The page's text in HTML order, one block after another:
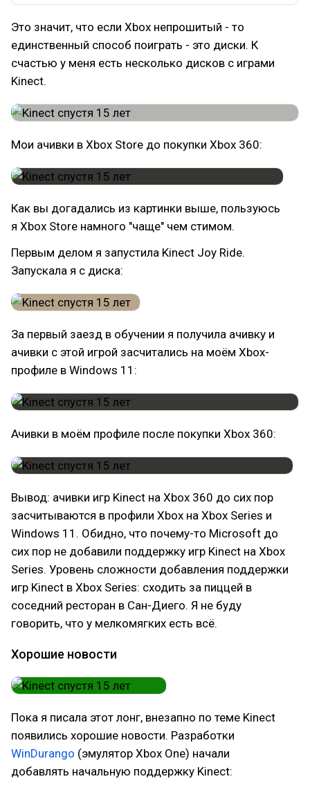
Это значит, что если Xbox непрошитый - то
единственный способ поиграть - это диски. К
счастью у меня есть несколько дисков с играми
Kinect.
Мои ачивки в Xbox Store до покупки Xbox 360:
Как вы догадались из картинки выше, пользуюсь
я Xbox Store намного "чаще" чем стимом.
Первым делом я запустила Kinect Joy Ride.
Запускала я с диска:
За первый заезд в обучении я получила ачивку и
ачивки с этой игрой засчитались на моём Xbox-
профиле в Windows 11:
Ачивки в моём профиле после покупки Xbox 360:
Вывод: ачивки игр Kinect на Xbox 360 до сих пор
засчитываются в профили Xbox на Xbox Series и
Windows 11. Обидно, что почему-то Microsoft до
сих пор не добавили поддержку игр Kinect на Xbox
Series. Уровень сложности добавления поддержки
игр Kinect в Xbox Series: сходить за пиццей в
соседний ресторан в Сан-Диего. Я не буду
говорить, что у мелкомягких есть всё.
Хорошие новости
Пока я писала этот лонг, внезапно по теме Kinect
появились хорошие новости. Разработки
WinDurango (эмулятор Xbox One) начали
добавлять начальную поддержку Kinect: